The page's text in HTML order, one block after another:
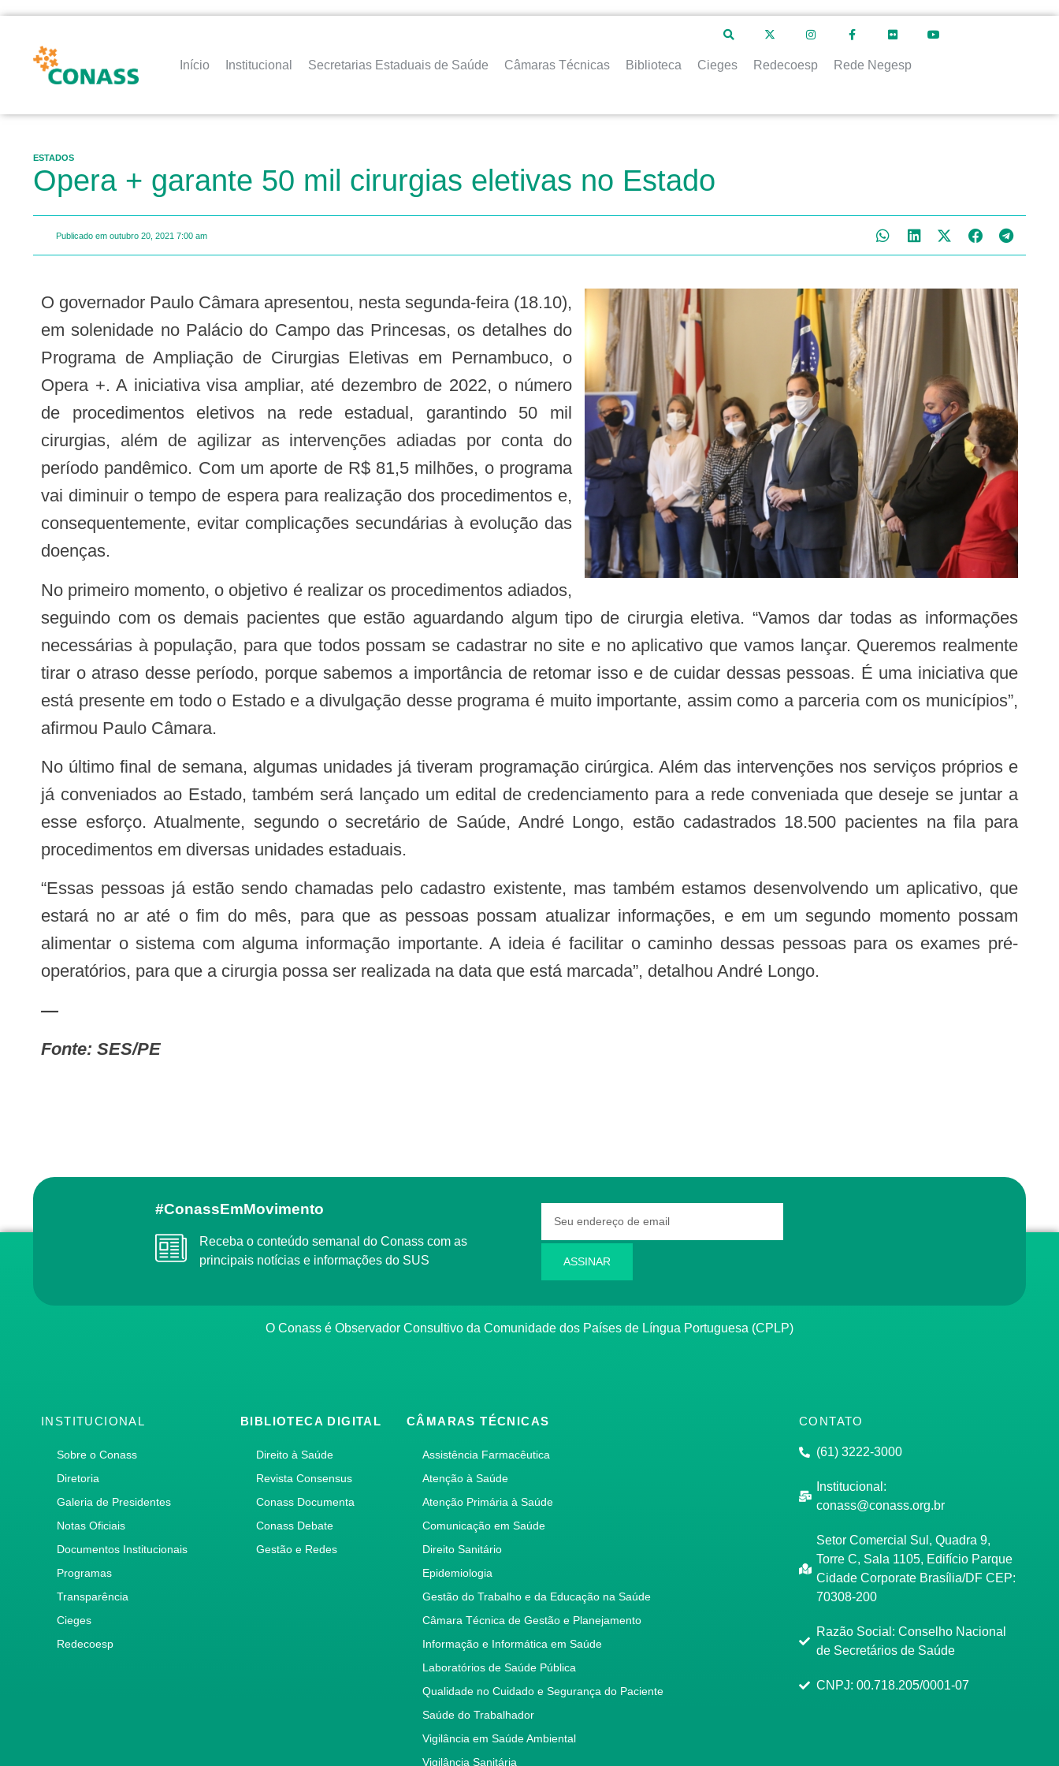
Início Institucional Secretarias Estaduais de Saúde Câmaras Técnicas Biblioteca Cieges Redecoesp Rede Negesp
ESTADOS
Opera + garante 50 mil cirurgias eletivas no Estado
Publicado em outubro 20, 2021 7:00 am
O governador Paulo Câmara apresentou, nesta segunda-feira (18.10),
em solenidade no Palácio do Campo das Princesas, os detalhes do
Programa de Ampliação de Cirurgias Eletivas em Pernambuco, o
Opera +. A iniciativa visa ampliar, até dezembro de 2022, o número
de procedimentos eletivos na rede estadual, garantindo 50 mil
cirurgias, além de agilizar as intervenções adiadas por conta do
período pandêmico. Com um aporte de R$ 81,5 milhões, o programa
vai diminuir o tempo de espera para realização dos procedimentos e,
consequentemente, evitar complicações secundárias à evolução das
doenças.
No primeiro momento, o objetivo é realizar os procedimentos adiados,
seguindo com os demais pacientes que estão aguardando algum tipo de cirurgia eletiva. “Vamos dar todas as informações
necessárias à população, para que todos possam se cadastrar no site e no aplicativo que vamos lançar. Queremos realmente
tirar o atraso desse período, porque sabemos a importância de retomar isso e de cuidar dessas pessoas. É uma iniciativa que
está presente em todo o Estado e a divulgação desse programa é muito importante, assim como a parceria com os municípios”,
afirmou Paulo Câmara.
No último final de semana, algumas unidades já tiveram programação cirúrgica. Além das intervenções nos serviços próprios e
já conveniados ao Estado, também será lançado um edital de credenciamento para a rede conveniada que deseje se juntar a
esse esforço. Atualmente, segundo o secretário de Saúde, André Longo, estão cadastrados 18.500 pacientes na fila para
procedimentos em diversas unidades estaduais.
“Essas pessoas já estão sendo chamadas pelo cadastro existente, mas também estamos desenvolvendo um aplicativo, que
estará no ar até o fim do mês, para que as pessoas possam atualizar informações, e em um segundo momento possam
alimentar o sistema com alguma informação importante. A ideia é facilitar o caminho dessas pessoas para os exames pré-
operatórios, para que a cirurgia possa ser realizada na data que está marcada”, detalhou André Longo.
—
Fonte: SES/PE
#ConassEmMovimento
Receba o conteúdo semanal do Conass com as
principais notícias e informações do SUS
ASSINAR
O Conass é Observador Consultivo da Comunidade dos Países de Língua Portuguesa (CPLP)
INSTITUCIONAL
Sobre o Conass
Diretoria
Galeria de Presidentes
Notas Oficiais
Documentos Institucionais
Programas
Transparência
Cieges
Redecoesp
BIBLIOTECA DIGITAL
Direito à Saúde
Revista Consensus
Conass Documenta
Conass Debate
Gestão e Redes
CÂMARAS TÉCNICAS
Assistência Farmacêutica
Atenção à Saúde
Atenção Primária à Saúde
Comunicação em Saúde
Direito Sanitário
Epidemiologia
Gestão do Trabalho e da Educação na Saúde
Câmara Técnica de Gestão e Planejamento
Informação e Informática em Saúde
Laboratórios de Saúde Pública
Qualidade no Cuidado e Segurança do Paciente
Saúde do Trabalhador
Vigilância em Saúde Ambiental
Vigilância Sanitária
CONTATO
(61) 3222-3000
Institucional:
conass@conass.org.br
Setor Comercial Sul, Quadra 9,
Torre C, Sala 1105, Edifício Parque
Cidade Corporate Brasília/DF CEP:
70308-200
Razão Social: Conselho Nacional
de Secretários de Saúde
CNPJ: 00.718.205/0001-07